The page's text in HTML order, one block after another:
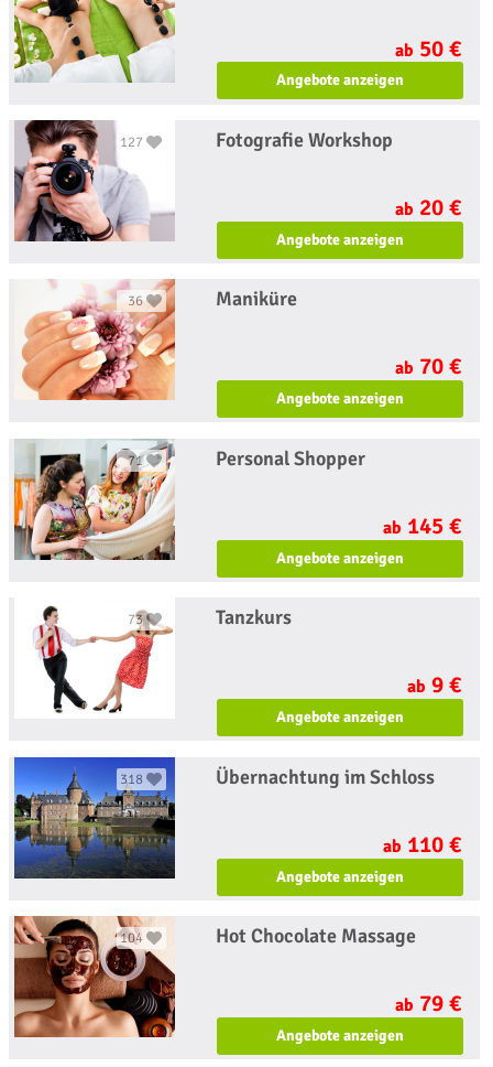
ab 50 €
Angebote anzeigen
127 Fotografie Workshop
ab 20 €
Angebote anzeigen
36 Maniküre
ab 70 €
Angebote anzeigen
71 Personal Shopper
ab 145 €
Angebote anzeigen
73 Tanzkurs
ab 9 €
Angebote anzeigen
318 Übernachtung im Schloss
ab 110 €
Angebote anzeigen
104 Hot Chocolate Massage
ab 79 €
Angebote anzeigen